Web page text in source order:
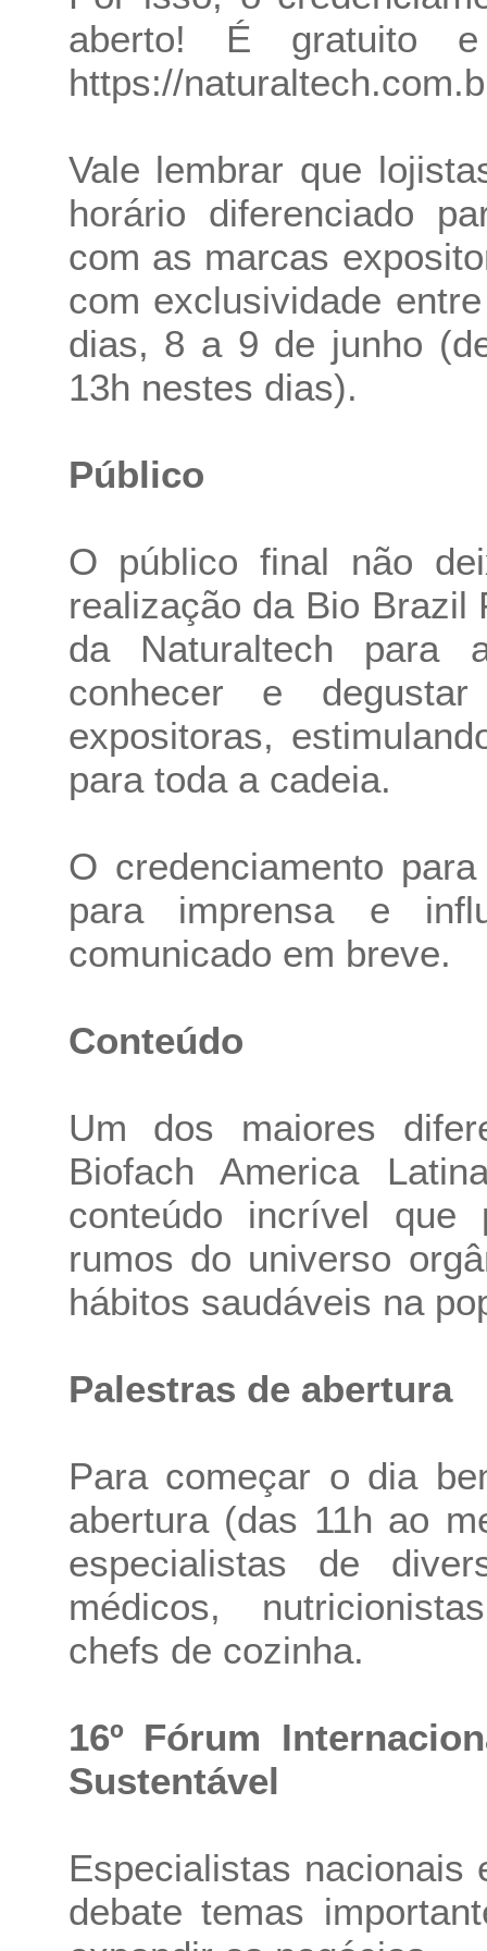
aberto! É gratuito
https://
Vale lembrar que
horário diferenciado
com as marcas
com exclusividade
dias, 8 a 9 de junho
13h nestes dias).
Público
O público final não
realização da Bio Brazil
da Naturaltech para
conhecer e
expositoras,
para toda a cadeia.
O credenciamento
para imprensa e
comunicado em breve.
Conteúdo
Um dos maiores
Biofach America
conteúdo incrível
rumos do universo
hábitos saudáveis na
Palestras de abertura
Para começar o dia
abertura (das 11h ao
especialistas de
médicos,
chefs de cozinha.
16º Fórum
Sustentável
Especialistas nacionais
debate temas